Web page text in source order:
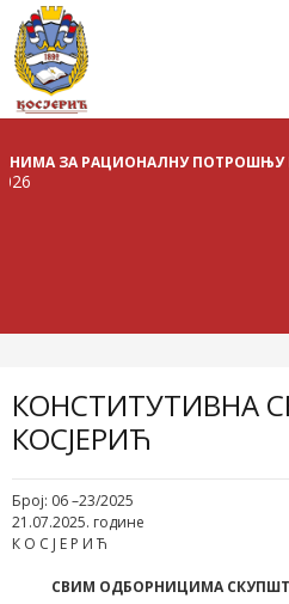
ЗА РАЦИОНАЛНУ ПОТРОШЊУ ВОДЕ
КОНСТИТУТИВНА
КОСЈЕРИЋ
Број: 06 –23/2025
21.07.2025. године
К О С Ј Е Р И Ћ
СВИМ ОДБОРНИЦИМА